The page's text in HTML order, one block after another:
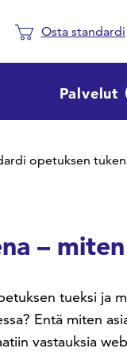
Osta standardi
pudotusvalikko
Palvelut
opetuksen
–
tueksi ja
Entä miten
vastauksia